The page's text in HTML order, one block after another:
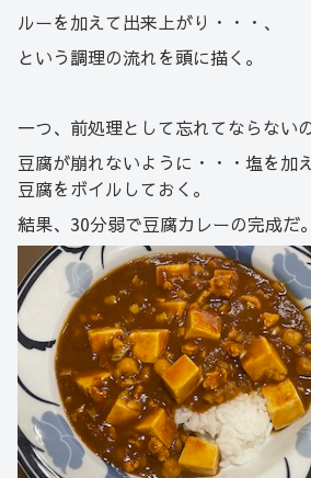
ルーを加えて出来上がり・・・、
という調理の流れを頭に描く。
一つ、前処理として忘れてならないの
豆腐が崩れないように・・・塩を加
豆腐をボイルしておく。
結果、 30分弱で豆腐カレーの完成だ。